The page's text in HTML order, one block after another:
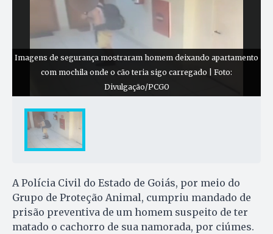
Imagens de segurança mostraram homem deixando apartamento
com mochila onde o cão teria sigo carregado | Foto:
Divulgação/PCGO
A Polícia Civil do Estado de Goiás, por meio do
Grupo de Proteção Animal, cumpriu mandado de
prisão preventiva de um homem suspeito de ter
matado o cachorro de sua namorada, por ciúmes.